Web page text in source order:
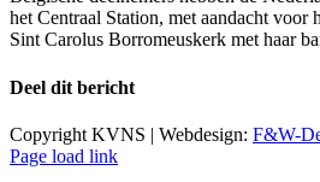
het Centraal Station, met aandacht voor
Sint Carolus Borromeuskerk met haar
Deel dit bericht
Facebook
X
LinkedIn
Pinterest
E-
mail
Copyright KVNS | Webdesign: F&W-
Page load link